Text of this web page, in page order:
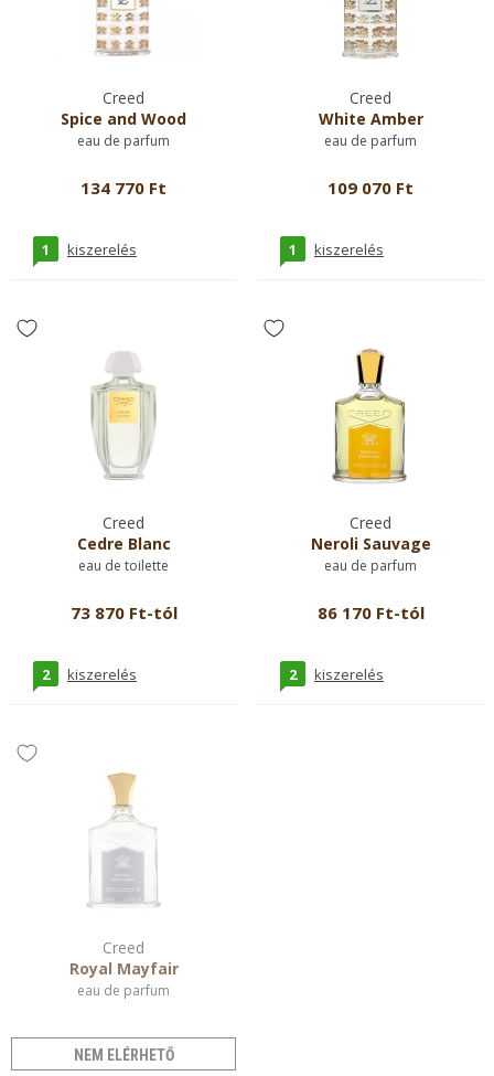
Creed
Spice and Wood
eau de parfum
134 770 Ft
1 kiszerelés
Creed
White Amber
eau de parfum
109 070 Ft
1 kiszerelés
Creed
Cedre Blanc
eau de toilette
73 870 Ft-tól
2 kiszerelés
Creed
Neroli Sauvage
eau de parfum
86 170 Ft-tól
2 kiszerelés
Creed
Royal Mayfair
eau de parfum
NEM ELÉRHETŐ